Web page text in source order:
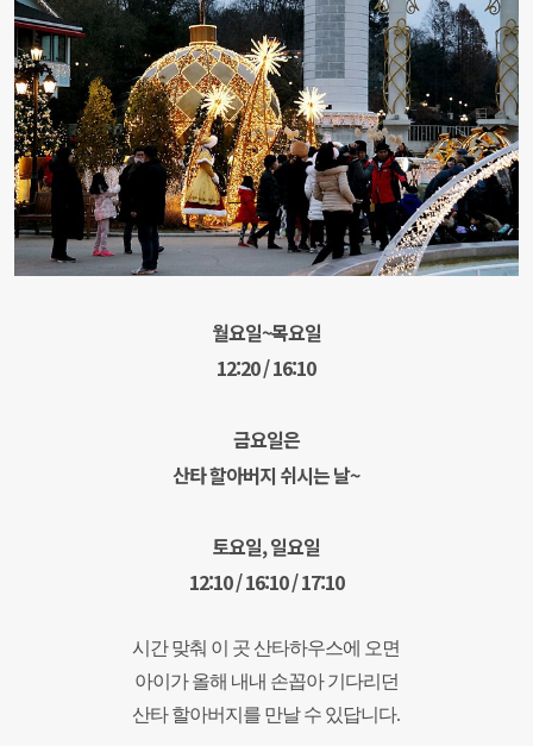
월요일~목요일
12:20 / 16:10
금요일은
산타 할아버지 쉬시는 날~
토요일, 일요일
12:10 / 16:10 / 17:10
시간 맞춰 이 곳 산타하우스에 오면
아이가 올해 내내 손꼽아 기다리던
산타 할아버지를 만날 수 있답니다.